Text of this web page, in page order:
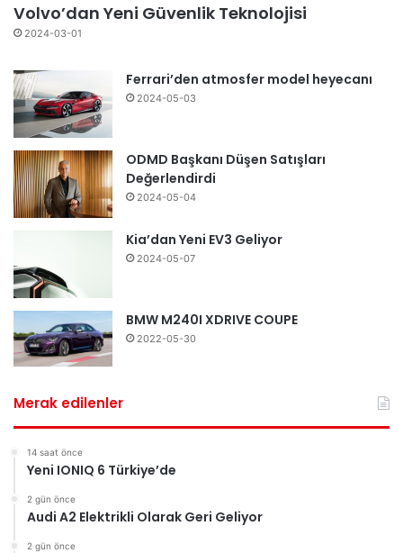
Volvo’dan Yeni Güvenlik Teknolojisi
2024-03-01
Ferrari’den atmosfer model heyecanı
2024-05-03
ODMD Başkanı Düşen Satışları
Değerlendirdi
2024-05-04
Kia’dan Yeni EV3 Geliyor
2024-05-07
BMW M240I XDRIVE COUPE
2022-05-30
Merak edilenler
14 saat önce
Yeni IONIQ 6 Türkiye’de
2 gün önce
Audi A2 Elektrikli Olarak Geri Geliyor
2 gün önce